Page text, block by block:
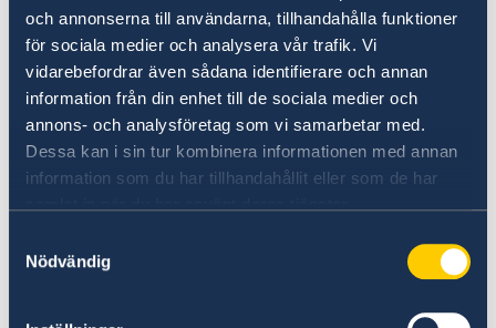
och annonserna till användarna, tillhandahålla funktioner
för sociala medier och analysera vår trafik. Vi
vidarebefordrar även sådana identifierare och annan
information från din enhet till de sociala medier och
annons- och analysföretag som vi samarbetar med.
Dessa kan i sin tur kombinera informationen med annan
information som du har tillhandahållit eller som de har
Nödvändig
Sedan Rysslands storskaliga invasion av
Ukraina i februari 2022 har det svenska stödet
till Ukraina uppgått till cirka 30 miljarder
kronor. Sverige har försett Ukraina med bland
annat militärt stöd, avancerade vapensystem,
och humanitärt och finansiellt stöd. Sverige
stödjer också Ukrainas EU-närmande.
en ny svensk utrikes- och säkerhetspolitisk